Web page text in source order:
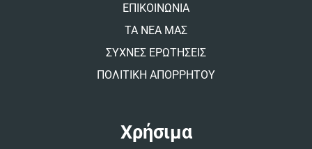
ΕΠΙΚΟΙΝΩΝΙΑ
ΤΑ ΝΕΑ ΜΑΣ
ΣΥΧΝΕΣ ΕΡΩΤΗΣΕΙΣ
ΠΟΛΙΤΙΚΗ ΑΠΟΡΡΗΤΟΥ
Χρήσιμα